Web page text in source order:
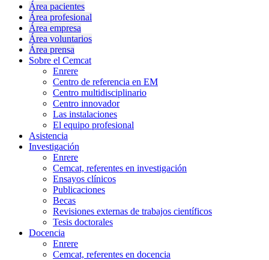
Área pacientes
Área profesional
Área empresa
Área voluntarios
Área prensa
Sobre el Cemcat
Enrere
Centro de referencia en EM
Centro multidisciplinario
Centro innovador
Las instalaciones
El equipo profesional
Asistencia
Investigación
Enrere
Cemcat, referentes en investigación
Ensayos clínicos
Publicaciones
Becas
Revisiones externas de trabajos científicos
Tesis doctorales
Docencia
Enrere
Cemcat, referentes en docencia